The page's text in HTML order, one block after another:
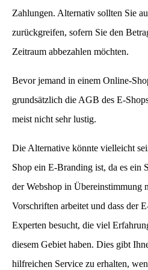
Zahlungen. Alternativ sollten Sie
zurückgreifen, sofern Sie den
Zeitraum abbezahlen möchten.
Bevor jemand in einem Online-
grundsätzlich die AGB des E-
meist nicht sehr lustig.
Die Alternative könnte vielleicht
Shop ein E-Branding ist, da es ein
der Webshop in Übereinstimmung
Vorschriften arbeitet und dass der
Experten besucht, die viel
diesem Gebiet haben. Dies gibt
hilfreichen Service zu erhalten,